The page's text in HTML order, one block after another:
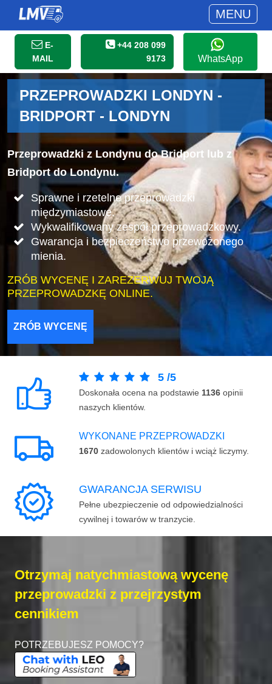
MENU
E-
MAIL
+44 208 099
9173
WhatsApp
PRZEPROWADZKI LONDYN -
BRIDPORT - LONDYN
Przeprowadzki z Londynu do Bridport lub z
Bridport do Londynu.
Sprawne i rzetelne przeprowadzki
międzymiastowe.
Wykwalifikowany zespół przeprowadzkowy.
Gwarancja i bezpieczeństwo przewożonego
mienia.
ZRÓB WYCENĘ I ZAREZERWUJ TWOJĄ
PRZEPROWADZKĘ ONLINE.
ZRÓB WYCENĘ
5 /5
Doskonała ocena na podstawie 1136 opinii
naszych klientów.
WYKONANE PRZEPROWADZKI
1670 zadowolonych klientów i wciąż liczymy.
GWARANCJA SERWISU
Pełne ubezpieczenie od odpowiedzialności
cywilnej i towarów w tranzycie.
Otrzymaj natychmiastową wycenę
przeprowadzki z przejrzystym
cennikiem
POTRZEBUJESZ POMOCY?